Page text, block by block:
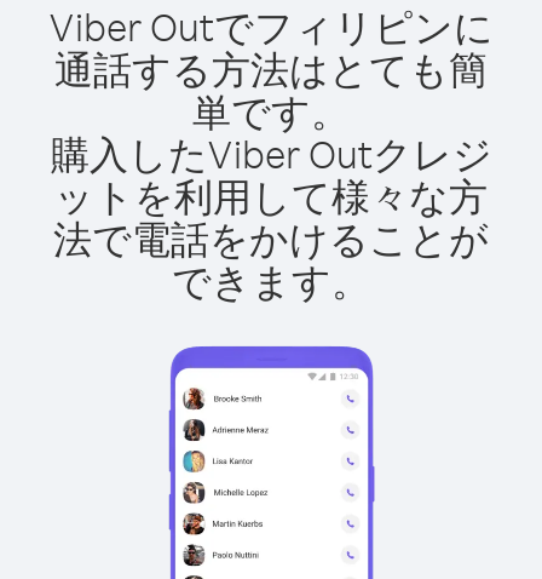
Viber Outでフィリピンに
通話する方法はとても簡
単です。
購入したViber Outクレジ
ットを利用して様々な方
法で電話をかけることが
できます。